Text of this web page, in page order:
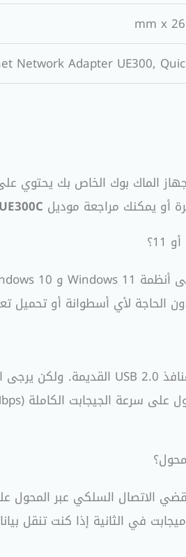
Network Adapter UE300,
لأي أسطوانة أو تحميل
الاتصال السلكي عبر